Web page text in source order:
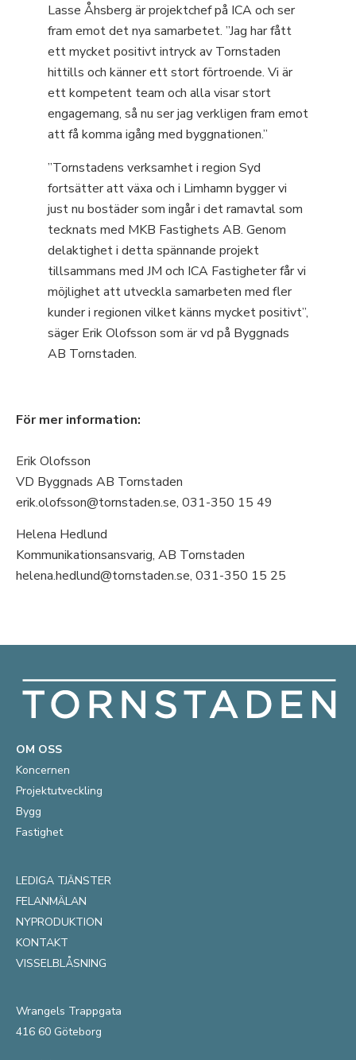
Lasse Åhsberg är projektchef på ICA och ser
fram emot det nya samarbetet. ”Jag har fått
ett mycket positivt intryck av Tornstaden
hittills och känner ett stort förtroende. Vi är
ett kompetent team och alla visar stort
engagemang, så nu ser jag verkligen fram emot
att få komma igång med byggnationen.”
”Tornstadens verksamhet i region Syd
fortsätter att växa och i Limhamn bygger vi
just nu bostäder som ingår i det ramavtal som
tecknats med MKB Fastighets AB. Genom
delaktighet i detta spännande projekt
tillsammans med JM och ICA Fastigheter får vi
möjlighet att utveckla samarbeten med fler
kunder i regionen vilket känns mycket positivt”,
säger Erik Olofsson som är vd på Byggnads
AB Tornstaden.
För mer information:
Erik Olofsson
VD Byggnads AB Tornstaden
erik.olofsson@tornstaden.se, 031-350 15 49
Helena Hedlund
Kommunikationsansvarig, AB Tornstaden
helena.hedlund@tornstaden.se, 031-350 15 25
OM OSS
Koncernen
Projektutveckling
Bygg
Fastighet
LEDIGA TJÄNSTER
FELANMÄLAN
NYPRODUKTION
KONTAKT
VISSELBLÅSNING
Wrangels Trappgata
416 60 Göteborg